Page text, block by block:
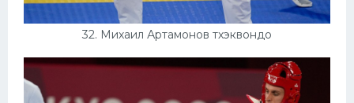
32. Михаил Артамонов тхэквондо